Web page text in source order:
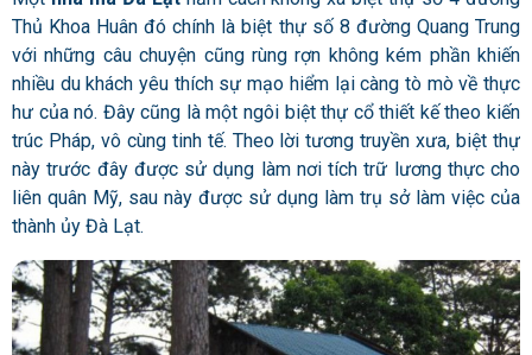
Thủ Khoa Huân đó chính là biệt thự số 8 đường Quang Trung
với những câu chuyện cũng rùng rợn không kém phần khiến
nhiều du khách yêu thích sự mạo hiểm lại càng tò mò về thực
hư của nó. Đây cũng là một ngôi biệt thự cổ thiết kế theo kiến
trúc Pháp, vô cùng tinh tế. Theo lời tương truyền xưa, biệt thự
này trước đây được sử dụng làm nơi tích trữ lương thực cho
liên quân Mỹ, sau này được sử dụng làm trụ sở làm việc của
thành ủy Đà Lạt.